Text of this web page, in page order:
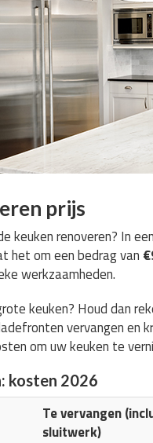
prijs
keuken renoveren? In
het om een bedrag van
werkzaamheden.
keuken? Houd dan
vervangen
om uw keuken te
kosten 2026
Te vervangen
sluitwerk)